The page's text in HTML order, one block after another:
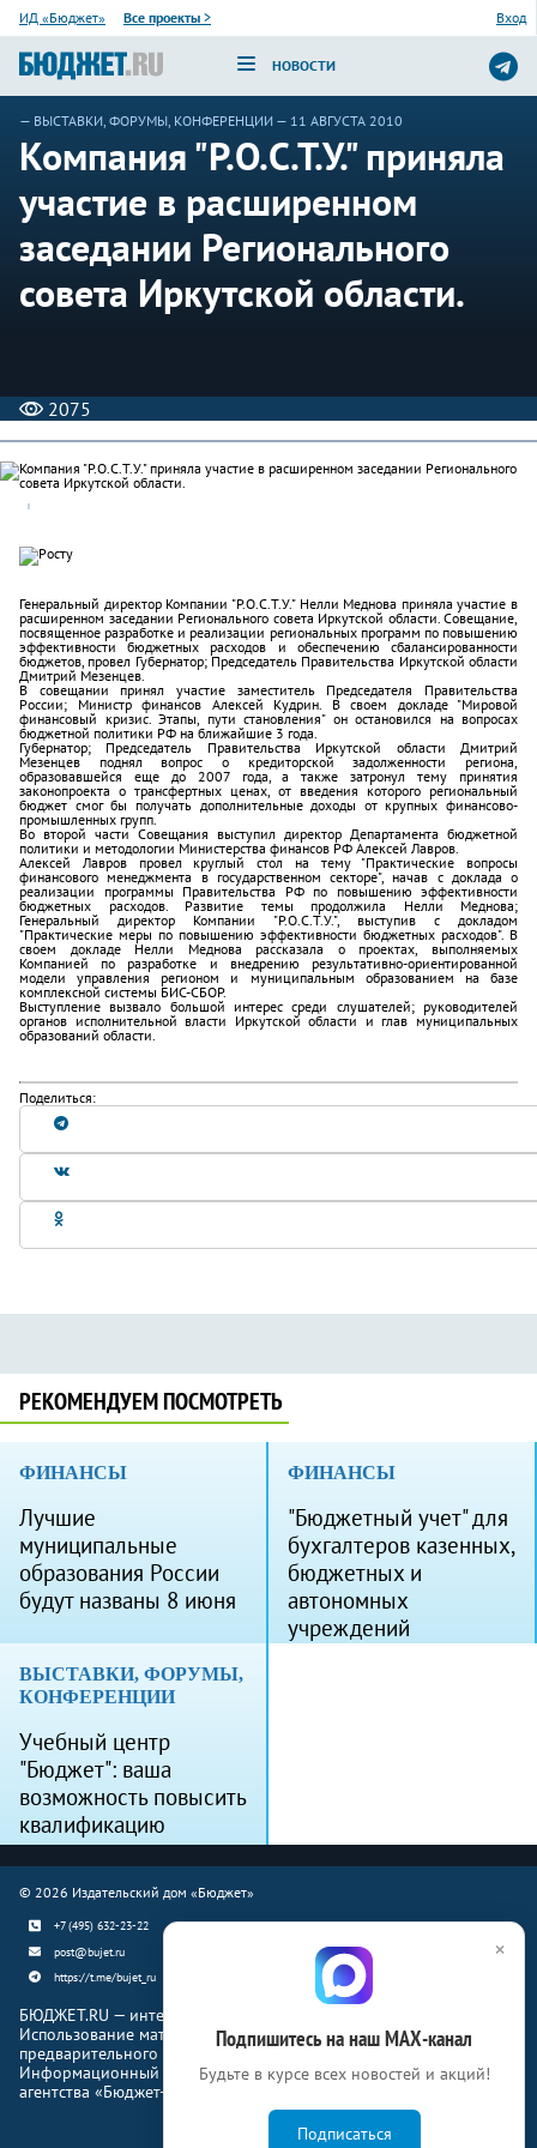
ИД «Бюджет» Все проекты > Вход
НОВОСТИ
— ВЫСТАВКИ, ФОРУМЫ, КОНФЕРЕНЦИИ — 11 АВГУСТА 2010
Компания "Р.О.С.Т.У." приняла
участие в расширенном
заседании Регионального
совета Иркутской области.
2075
Генеральный директор Компании "Р.О.С.Т.У." Нелли Меднова приняла участие в
расширенном заседании Регионального совета Иркутской области. Совещание,
посвященное разработке и реализации региональных программ по повышению
эффективности бюджетных расходов и обеспечению сбалансированности
бюджетов, провел Губернатор; Председатель Правительства Иркутской области
Дмитрий Мезенцев.
В совещании принял участие заместитель Председателя Правительства
России; Министр финансов Алексей Кудрин. В своем докладе "Мировой
финансовый кризис. Этапы, пути становления" он остановился на вопросах
бюджетной политики РФ на ближайшие 3 года.
Губернатор; Председатель Правительства Иркутской области Дмитрий
Мезенцев поднял вопрос о кредиторской задолженности региона,
образовавшейся еще до 2007 года, а также затронул тему принятия
законопроекта о трансфертных ценах, от введения которого региональный
бюджет смог бы получать дополнительные доходы от крупных финансово-
промышленных групп.
Во второй части Совещания выступил директор Департамента бюджетной
политики и методологии Министерства финансов РФ Алексей Лавров.
Алексей Лавров провел круглый стол на тему "Практические вопросы
финансового менеджмента в государственном секторе", начав с доклада о
реализации программы Правительства РФ по повышению эффективности
бюджетных расходов. Развитие темы продолжила Нелли Меднова;
Генеральный директор Компании "Р.О.С.Т.У.", выступив с докладом
"Практические меры по повышению эффективности бюджетных расходов". В
своем докладе Нелли Меднова рассказала о проектах, выполняемых
Компанией по разработке и внедрению результативно-ориентированной
модели управления регионом и муниципальным образованием на базе
комплексной системы БИС-СБОР.
Выступление вызвало большой интерес среди слушателей; руководителей
органов исполнительной власти Иркутской области и глав муниципальных
образований области.
Поделиться:
РЕКОМЕНДУЕМ ПОСМОТРЕТЬ
ФИНАНСЫ
Лучшие
муниципальные
образования России
будут названы 8 июня
ФИНАНСЫ
"Бюджетный учет" для
бухгалтеров казенных,
бюджетных и
автономных
учреждений
ВЫСТАВКИ, ФОРУМЫ,
КОНФЕРЕНЦИИ
Учебный центр
"Бюджет": ваша
возможность повысить
квалификацию
© 2026 Издательский дом «Бюджет»
+7 (495) 632-23-22
post@bujet.ru
https://t.me/bujet_ru
БЮДЖЕТ.RU — интернет-издание о финансовой жизни страны.
Использование материалов Бюджет.ru разрешено только с
предварительного письменного согласия правообладателей.
Информационный продукт «Журнал Бюджет» информационного
агентства «Бюджет-Медиа»
×
Подпишитесь на наш МАХ-канал
Будьте в курсе всех новостей и акций!
Подписаться